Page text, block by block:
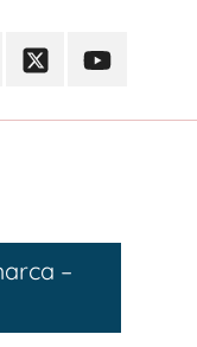
TwitterYoutube
–